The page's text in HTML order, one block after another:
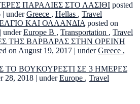
ΠΑΡΑΛΙΕΣ ΣΤΟ ΛΑΣΙΘΙ posted
| underGreece , Hellas , Travel
ΚΑΙ ΟΛΛΑΝΔΙΑ posted on
| underEurope B , Transportation , Travel
ΤΗΣ ΒΑΡΒΑΡΑΣ ΣΤΗΝ ΟΡΕΙΝΗ
on August 19, 2017 | underGreece ,
ΤΟ ΒΟΥΚΟΥΡΕΣΤΙ ΣΕ 3 ΗΜΕΡΕΣ
28, 2018 | underEurope , Travel